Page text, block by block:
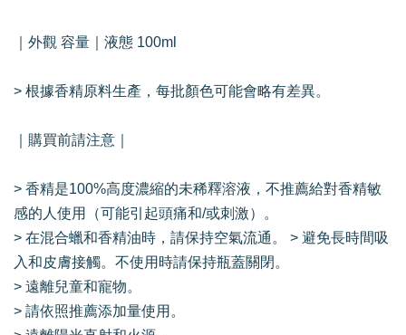
｜外觀 容量｜液態 100ml
> 根據香精原料生產，每批顏色可能會略有差異。
｜購買前請注意｜
> 香精是100%高度濃縮的未稀釋溶液，不推薦給對香精敏
感的人使用（可能引起頭痛和/或刺激）。
> 在混合蠟和香精油時，請保持空氣流通。 > 避免長時間吸
入和皮膚接觸。不使用時請保持瓶蓋關閉。
> 遠離兒童和寵物。
> 請依照推薦添加量使用。